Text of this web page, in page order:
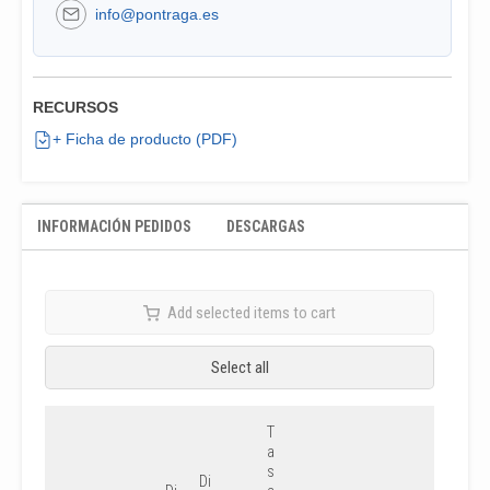
info@pontraga.es
RECURSOS
+ Ficha de producto (PDF)
INFORMACIÓN PEDIDOS DESCARGAS
Add selected items to cart
Select all
Di
T
a
s